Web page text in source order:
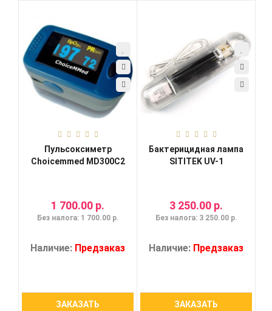
Пульсоксиметр
Choicemmed MD300C2
1 700.00 р.
Без налога: 1 700.00 р.
Наличие: Предзаказ
ЗАКАЗАТЬ
Бактерицидная лампа
SITITEK UV-1
3 250.00 р.
Без налога: 3 250.00 р.
Наличие: Предзаказ
ЗАКАЗАТЬ